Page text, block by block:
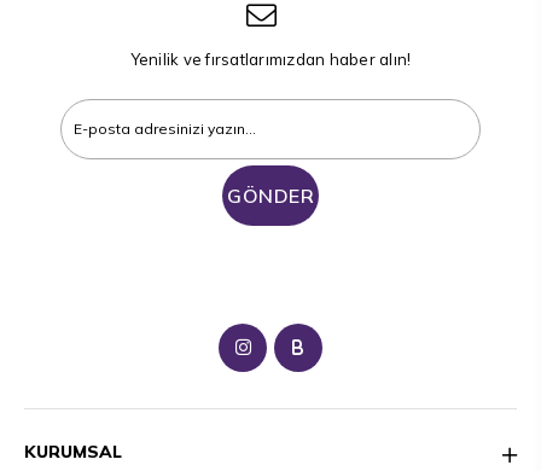
Yenilik ve fırsatlarımızdan haber alın!
GÖNDER
B
KURUMSAL